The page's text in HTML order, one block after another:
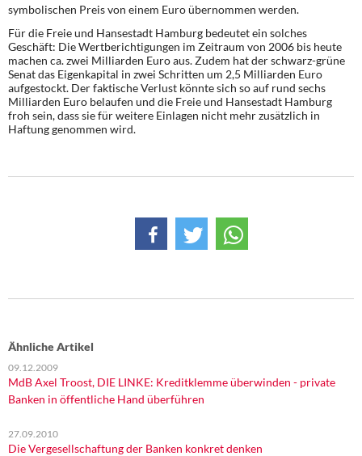
symbolischen Preis von einem Euro übernommen werden.
Für die Freie und Hansestadt Hamburg bedeutet ein solches
Geschäft: Die Wertberichtigungen im Zeitraum von 2006 bis heute
machen ca. zwei Milliarden Euro aus. Zudem hat der schwarz-grüne
Senat das Eigenkapital in zwei Schritten um 2,5 Milliarden Euro
aufgestockt. Der faktische Verlust könnte sich so auf rund sechs
Milliarden Euro belaufen und die Freie und Hansestadt Hamburg
froh sein, dass sie für weitere Einlagen nicht mehr zusätzlich in
Haftung genommen wird.
Ähnliche Artikel
09.12.2009
MdB Axel Troost, DIE LINKE: Kreditklemme überwinden - private
Banken in öffentliche Hand überführen
27.09.2010
Die Vergesellschaftung der Banken konkret denken